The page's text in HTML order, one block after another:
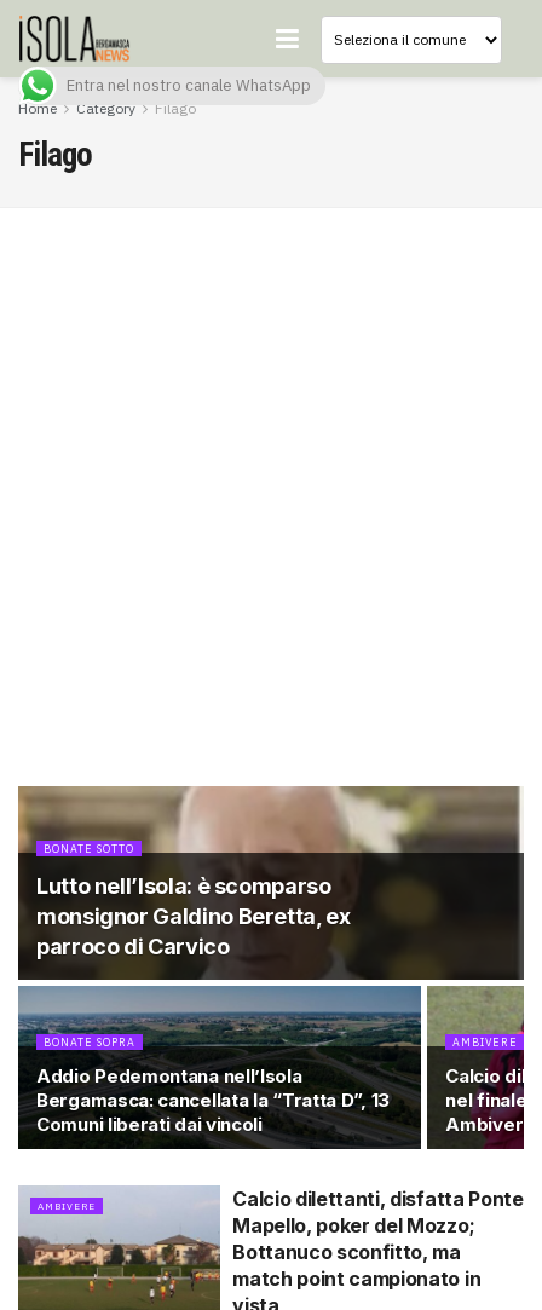
Home Category Filago
Filago
BONATE SOTTO
Lutto nell’Isola: è scomparso
monsignor Galdino Beretta, ex
parroco di Carvico
BONATE SOPRA
Addio Pedemontana nell’Isola
Bergamasca: cancellata la “Tratta D”, 13
Comuni liberati dai vincoli
AMBIVERE
Calcio
nel finale;
Ambivere
AMBIVERE
Calcio dilettanti, disfatta Ponte
Mapello, poker del Mozzo;
Bottanuco sconfitto, ma
match point campionato in
vista
Entra nel nostro canale WhatsApp